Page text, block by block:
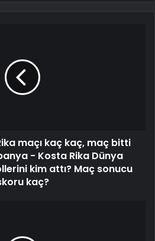
maçı kaç kaç, maç bitti
- Kosta Rika Dünya
kim attı? Maç sonucu
kaç?